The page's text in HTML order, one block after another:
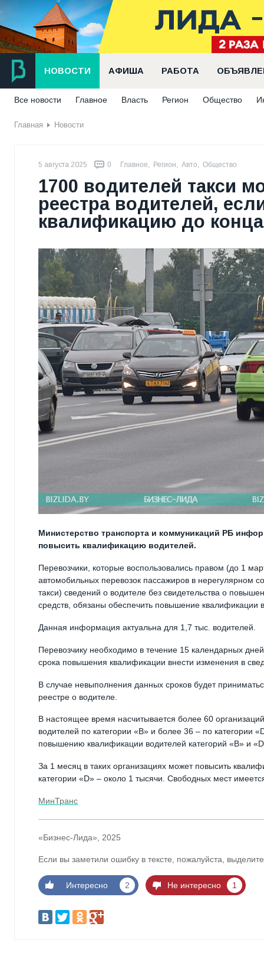
НОВОСТИ АФИША РАБОТА
Все новости Главное Власть Регион Общество
Главная Новости
5 августа 2025 0 Главное, Регион, Авто, Общество
1700 водителей такси
реестра водителей,
квалификацию до конца
Министерство транспорта и коммуникаций РБ
повысить квалификацию водителей.
Перевозчики, которые воспользовались правом (до 1
автомобильных перевозок пассажиров в нерегулярном
такси) сведений о водителе без свидетельства о
средств, обязаны обеспечить повышение квалификации
Данная информация актуальна для 1,7 тыс. водителей.
Перевозчику необходимо в течение 15 календарных
срока повышения квалификации внести изменения в
В случае невыполнения данных сроков будет
реестре о водителе.
В настоящее время насчитывается более 60
водителей по категории «B» и более 36 – по категории
повышению квалификации водителей категорий «В» и
За 1 месяц в таких организациях может повысить
категории «D» – около 1 тысячи. Свободных мест
МинТранс
«Бизнес-Лида», 2025
Если вы заметили ошибку в тексте, пожалуйста,
Интересно 2 Не интересно 1